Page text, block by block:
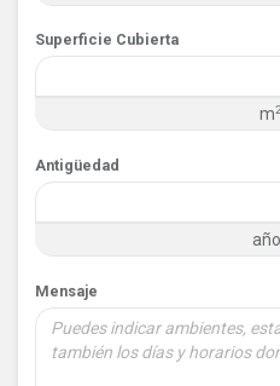
Superficie Cubierta
m
Antigüedad
Mensaje